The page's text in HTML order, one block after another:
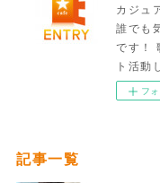
カジュ
誰でも
です！
ト活動
フ
記事一覧